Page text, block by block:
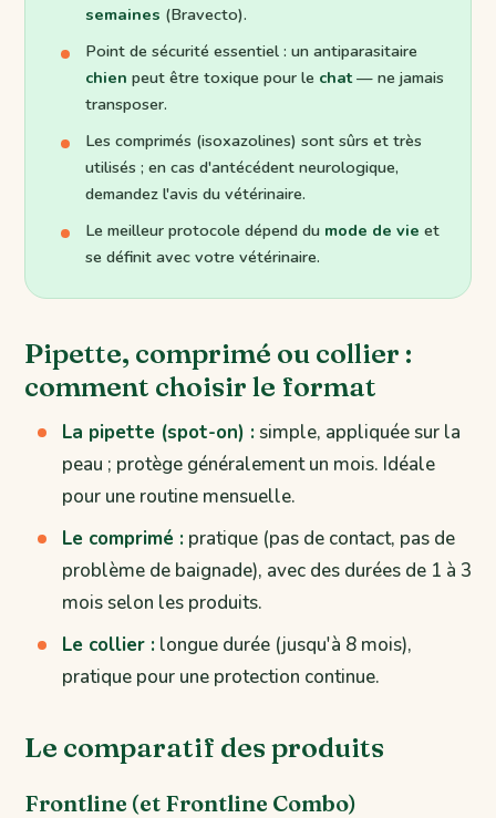
semaines (Bravecto).
Point de sécurité essentiel : un antiparasitaire
chien peut être toxique pour le chat— ne jamais
transposer.
Les comprimés (isoxazolines) sont sûrs et très
utilisés ; en cas d'antécédent neurologique,
demandez l'avis du vétérinaire.
Le meilleur protocole dépend du mode de vie et
se définit avec votre vétérinaire.
Pipette, comprimé ou collier :
comment choisir le format
La pipette (spot-on) :simple, appliquée sur la
peau ; protège généralement un mois. Idéale
pour une routine mensuelle.
Le comprimé : pratique (pas de contact, pas de
problème de baignade), avec des durées de 1 à 3
mois selon les produits.
Le collier : longue durée (jusqu'à 8 mois),
pratique pour une protection continue.
Le comparatif des produits
Frontline (et Frontline Combo)